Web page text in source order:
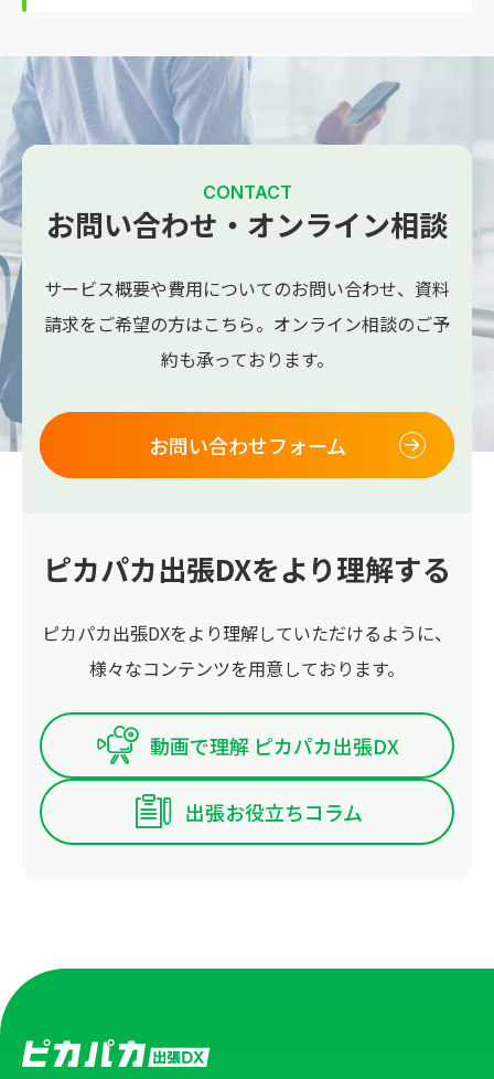
CONTACT
お問い合わせ・オンライン相談
サービス概要や費用についてのお問い合わせ、 資料
請求をご希望の方はこちら。 オンライン相談のご予
約も承っております。
お問い合わせフォーム
ピカパカ出張DXをより理解する
ピカパカ出張DXをより理解していただけるように、
様々なコンテンツを用意しております。
動画で理解 ピカパカ出張DX
出張お役立ちコラム